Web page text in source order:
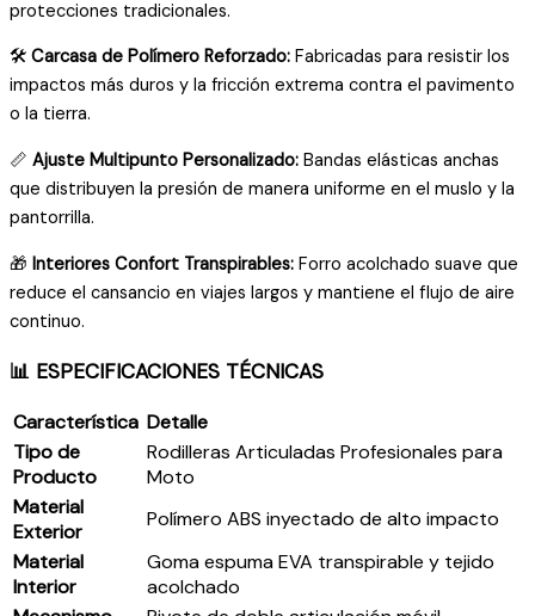
protecciones tradicionales.
🛠️ Carcasa de Polímero Reforzado: Fabricadas para resistir los
impactos más duros y la fricción extrema contra el pavimento
o la tierra.
📏 Ajuste Multipunto Personalizado: Bandas elásticas anchas
que distribuyen la presión de manera uniforme en el muslo y la
pantorrilla.
🎁 Interiores Confort Transpirables: Forro acolchado suave que
reduce el cansancio en viajes largos y mantiene el flujo de aire
continuo.
📊 ESPECIFICACIONES TÉCNICAS
Característica Detalle
Tipo de
Producto
Rodilleras Articuladas Profesionales para
Moto
Material
Exterior
Polímero ABS inyectado de alto impacto
Material
Interior
Goma espuma EVA transpirable y tejido
acolchado